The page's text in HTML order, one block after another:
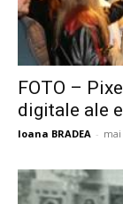
FOTO –
digitale ale
Ioana BRADEA - mai